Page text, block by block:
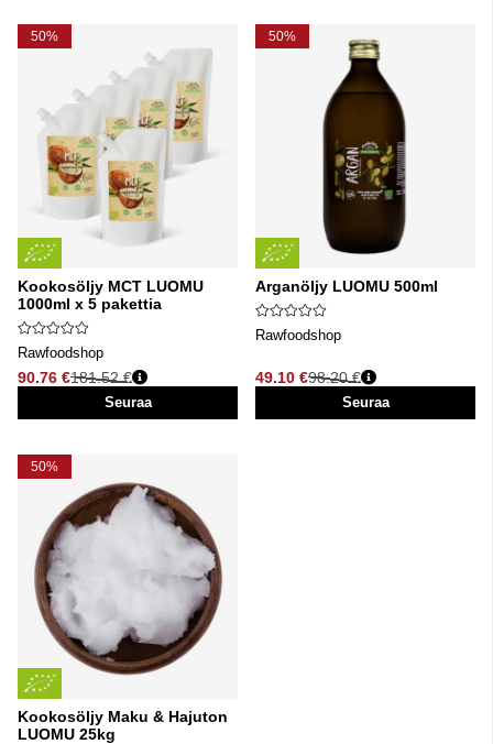
50%
Kookosöljy MCT LUOMU
1000ml x 5 pakettia
Rawfoodshop
90.76 €
Normaali hinta
181.52 €
Seuraa
50%
Arganöljy LUOMU 500ml
Rawfoodshop
49.10 €
Normaali hinta
98.20 €
Seuraa
50%
Kookosöljy Maku & Hajuton
LUOMU 25kg